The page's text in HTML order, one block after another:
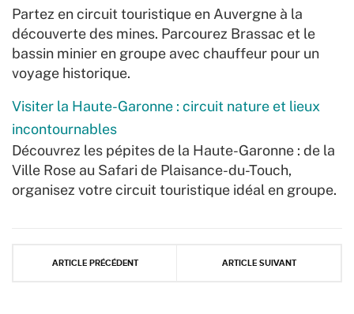
Partez en circuit touristique en Auvergne à la
découverte des mines. Parcourez Brassac et le
bassin minier en groupe avec chauffeur pour un
voyage historique.
Visiter la Haute-Garonne : circuit nature et lieux
incontournables
Découvrez les pépites de la Haute-Garonne : de la
Ville Rose au Safari de Plaisance-du-Touch,
organisez votre circuit touristique idéal en groupe.
ARTICLE PRÉCÉDENT ARTICLE SUIVANT